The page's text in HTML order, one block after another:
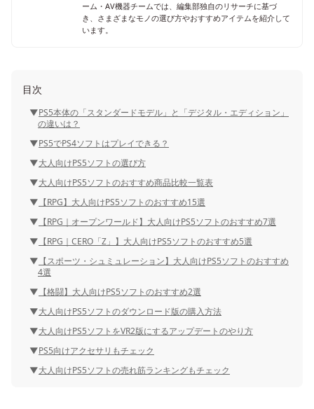
ーム・AV機器チームでは、編集部独自のリサーチに基づ
き、さまざまなモノの選び方やおすすめアイテムを紹介して
います。
目次
PS5本体の「スタンダードモデル」と「デジタル・エディション」
の違いは？
PS5でPS4ソフトはプレイできる？
大人向けPS5ソフトの選び方
大人向けPS5ソフトのおすすめ商品比較一覧表
【RPG】大人向けPS5ソフトのおすすめ15選
【RPG｜オープンワールド】大人向けPS5ソフトのおすすめ7選
【RPG｜CERO「Z」】大人向けPS5ソフトのおすすめ5選
【スポーツ・シュミュレーション】大人向けPS5ソフトのおすすめ
4選
【格闘】大人向けPS5ソフトのおすすめ2選
大人向けPS5ソフトのダウンロード版の購入方法
大人向けPS5ソフトをVR2版にするアップデートのやり方
PS5向けアクセサリもチェック
大人向けPS5ソフトの売れ筋ランキングもチェック